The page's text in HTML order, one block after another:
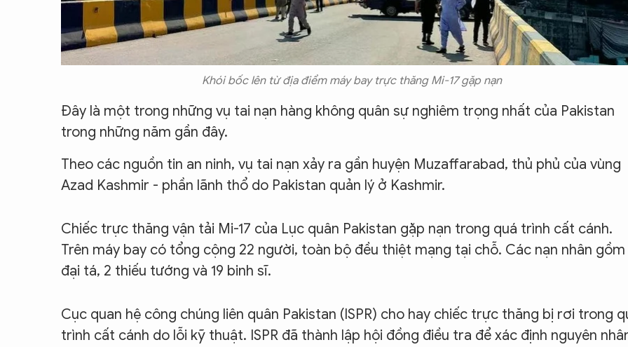
Khói bốc lên từ địa điểm máy bay trực thăng Mi-17 gặp nạn
Đây là một trong những vụ tai nạn hàng không quân sự nghiêm trọng nhất của Pakistan
trong những năm gần đây.
Theo các nguồn tin an ninh, vụ tai nạn xảy ra gần huyện Muzaffarabad, thủ phủ của vùng
Azad Kashmir - phần lãnh thổ do Pakistan quản lý ở Kashmir.
Chiếc trực thăng vận tải Mi-17 của Lục quân Pakistan gặp nạn trong quá trình cất cánh.
Trên máy bay có tổng cộng 22 người, toàn bộ đều thiệt mạng tại chỗ. Các nạn nhân gồm
đại tá, 2 thiếu tướng và 19 binh sĩ.
Cục quan hệ công chúng liên quân Pakistan (ISPR) cho hay chiếc trực thăng bị rơi trong
trình cất cánh do lỗi kỹ thuật. ISPR đã thành lập hội đồng điều tra để xác định nguyên